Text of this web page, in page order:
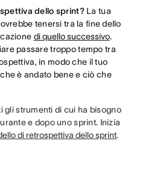
dello sprint? La tua
tenersi tra la fine dello
di quello successivo.
passare troppo tempo tra
in modo che il tuo
è andato bene e ciò che
gli strumenti di cui ha bisogno
e dopo uno sprint. Inizia
di retrospettiva dello sprint.